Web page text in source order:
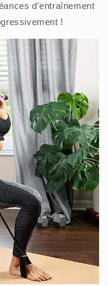
d'entraînement
!